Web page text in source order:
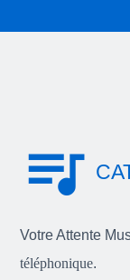
queue_music
Votre Attente
téléphonique.